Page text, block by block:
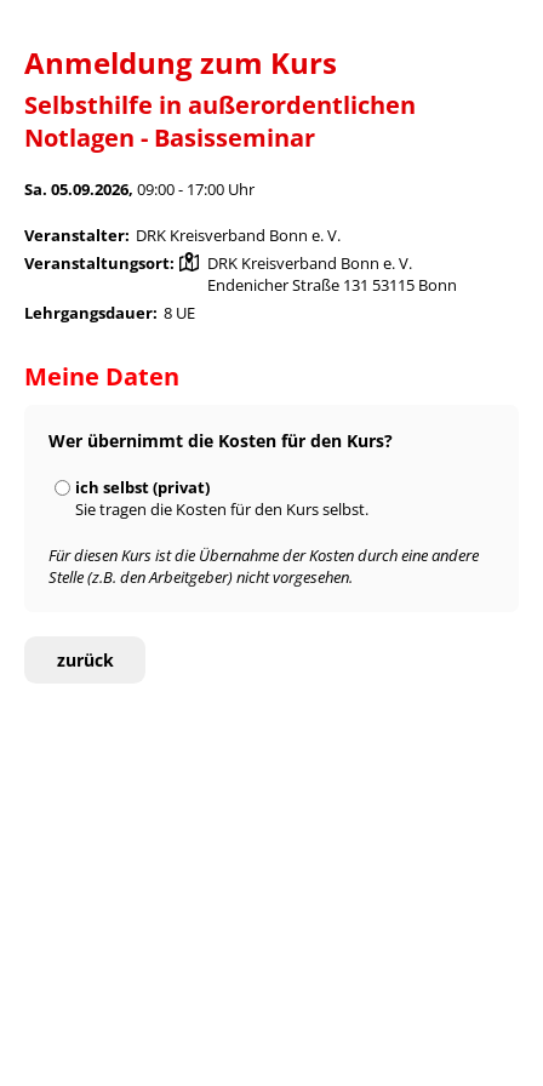
Anmeldung zum Kurs
Selbsthilfe in außerordentlichen
Notlagen - Basisseminar
Sa. 05.09.2026, 09:00 - 17:00 Uhr
Veranstalter: DRK Kreisverband Bonn e. V.
Veranstaltungsort:
DRK Kreisverband Bonn e. V.
Endenicher Straße 131 53115 Bonn
Lehrgangsdauer: 8 UE
Meine Daten
Wer übernimmt die Kosten für den Kurs?
ich selbst (privat)
Sie tragen die Kosten für den Kurs selbst.
Für diesen Kurs ist die Übernahme der Kosten durch eine andere
Stelle (z.B. den Arbeitgeber) nicht vorgesehen.
zurück